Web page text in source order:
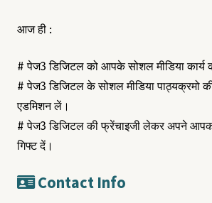
आज ही :
# पेज3 डिजिटल को आपके सोशल मीडिया कार्य
# पेज3 डिजिटल के सोशल मीडिया पाठ्यक्रमो
एडमिशन लें।
# पेज3 डिजिटल की फ्रेंचाइजी लेकर अपने
गिफ्ट दें।
Contact Info